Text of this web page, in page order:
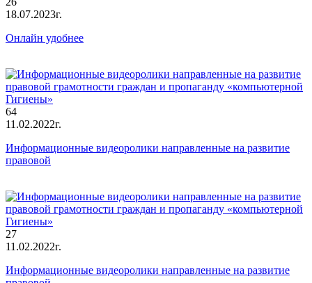
18.07.2023г.
Онлайн удобнее
64
11.02.2022г.
Информационные видеоролики направленные на развитие
правовой
27
11.02.2022г.
Информационные видеоролики направленные на развитие